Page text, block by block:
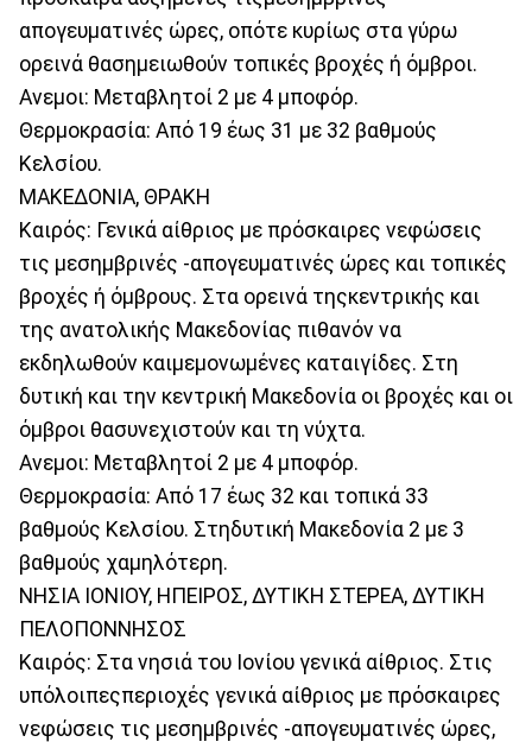
απογευματινές ώρες, οπότε κυρίως στα γύρω
ορεινά θασημειωθούν τοπικές βροχές ή όμβροι.
Ανεμοι: Μεταβλητοί 2 με 4 μποφόρ.
Θερμοκρασία: Από 19 έως 31 με 32 βαθμούς
Κελσίου.
ΜΑΚΕΔΟΝΙΑ, ΘΡΑΚΗ
Καιρός: Γενικά αίθριος με πρόσκαιρες νεφώσεις
τις μεσημβρινές -απογευματινές ώρες και τοπικές
βροχές ή όμβρους. Στα ορεινά τηςκεντρικής και
της ανατολικής Μακεδονίας πιθανόν να
εκδηλωθούν καιμεμονωμένες καταιγίδες. Στη
δυτική και την κεντρική Μακεδονία οι βροχές και οι
όμβροι θασυνεχιστούν και τη νύχτα.
Ανεμοι: Μεταβλητοί 2 με 4 μποφόρ.
Θερμοκρασία: Από 17 έως 32 και τοπικά 33
βαθμούς Κελσίου. Στηδυτική Μακεδονία 2 με 3
βαθμούς χαμηλότερη.
ΝΗΣΙΑ ΙΟΝΙΟΥ, ΗΠΕΙΡΟΣ, ΔΥΤΙΚΗ ΣΤΕΡΕΑ, ΔΥΤΙΚΗ
ΠΕΛΟΠΟΝΝΗΣΟΣ
Καιρός: Στα νησιά του Ιονίου γενικά αίθριος. Στις
υπόλοιπεςπεριοχές γενικά αίθριος με πρόσκαιρες
νεφώσεις τις μεσημβρινές -απογευματινές ώρες,